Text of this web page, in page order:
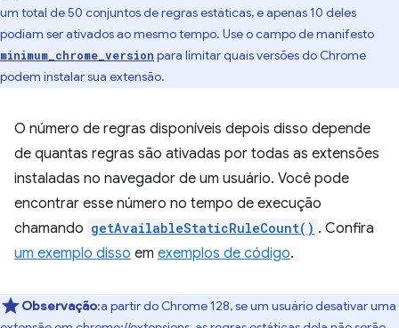
um total de 50 conjuntos de regras estáticas, e apenas 10 deles
podiam ser ativados ao mesmo tempo. Use o campo de manifesto
minimum_chrome_version para limitar quais versões do Chrome
podem instalar sua extensão.
O número de regras disponíveis depois disso depende
de quantas regras são ativadas por todas as extensões
instaladas no navegador de um usuário. Você pode
encontrar esse número no tempo de execução
chamando getAvailableStaticRuleCount() . Confira
um exemplo disso em exemplos de código.
Observação:a partir do Chrome 128, se um usuário desativar uma